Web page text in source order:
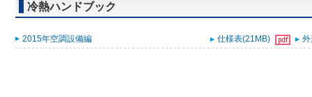
冷熱ハンドブック
2015年空調設備編 仕様表(21MB)